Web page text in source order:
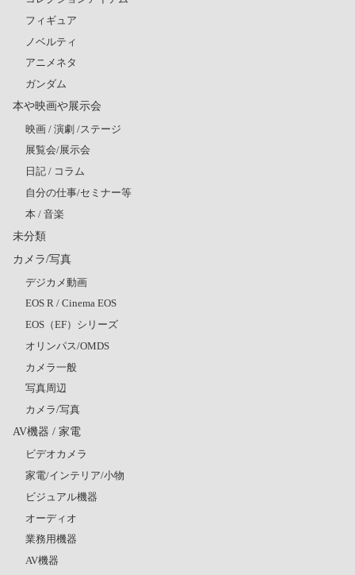
フィギュア
ノベルティ
アニメネタ
ガンダム
本や映画や展示会
映画 / 演劇 /ステージ
展覧会/展示会
日記 / コラム
自分の仕事/セミナー等
本 / 音楽
未分類
カメラ/写真
デジカメ動画
EOS R / Cinema EOS
EOS（EF）シリーズ
オリンパス/OMDS
カメラ一般
写真周辺
カメラ/写真
AV機器 / 家電
ビデオカメラ
家電/インテリア/小物
ビジュアル機器
オーディオ
業務用機器
AV機器